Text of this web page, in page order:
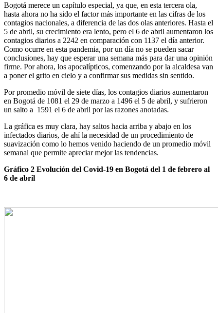
Bogotá merece un capítulo especial, ya que, en esta tercera ola,
hasta ahora no ha sido el factor más importante en las cifras de los
contagios nacionales, a diferencia de las dos olas anteriores. Hasta el
5 de abril, su crecimiento era lento, pero el 6 de abril aumentaron los
contagios diarios a 2242 en comparación con 1137 el día anterior.
Como ocurre en esta pandemia, por un día no se pueden sacar
conclusiones, hay que esperar una semana más para dar una opinión
firme. Por ahora, los apocalípticos, comenzando por la alcaldesa van
a poner el grito en cielo y a confirmar sus medidas sin sentido.
Por promedio móvil de siete días, los contagios diarios aumentaron
en Bogotá de 1081 el 29 de marzo a 1496 el 5 de abril, y sufrieron
un salto a 1591 el 6 de abril por las razones anotadas.
La gráfica es muy clara, hay saltos hacia arriba y abajo en los
infectados diarios, de ahí la necesidad de un procedimiento de
suavización como lo hemos venido haciendo de un promedio móvil
semanal que permite apreciar mejor las tendencias.
Gráfico 2 Evolución del Covid-19 en Bogotá del 1 de febrero al
6 de abril